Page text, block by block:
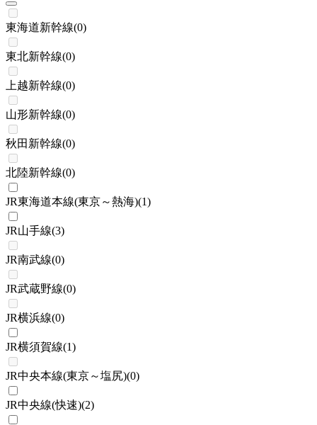
東海道新幹線(0)
東北新幹線(0)
上越新幹線(0)
山形新幹線(0)
秋田新幹線(0)
北陸新幹線(0)
JR東海道本線(東京～熱海)(1)
JR山手線(3)
JR南武線(0)
JR武蔵野線(0)
JR横浜線(0)
JR横須賀線(1)
JR中央本線(東京～塩尻)(0)
JR中央線(快速)(2)